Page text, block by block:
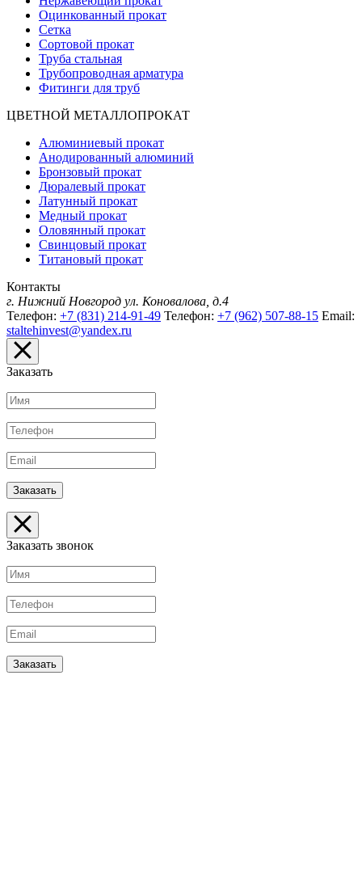
Оцинкованный прокат
Сетка
Сортовой прокат
Труба стальная
Трубопроводная арматура
Фитинги для труб
ЦВЕТНОЙ МЕТАЛЛОПРОКАТ
Алюминиевый прокат
Анодированный алюминий
Бронзовый прокат
Дюралевый прокат
Латунный прокат
Медный прокат
Оловянный прокат
Свинцовый прокат
Титановый прокат
Контакты
г. Нижний Новгород ул. Коновалова, д.4
Телефон: +7 (831) 214-91-49 Телефон: +7 (962) 507-88-15 Email:
staltehinvest@yandex.ru
Заказать
Заказать звонок